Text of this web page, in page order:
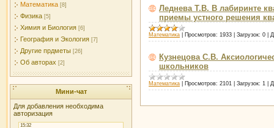
Математика [8]
Физика [5]
Химия и Биология [6]
География и Экология [7]
Другие прдметы [26]
Об авторах [2]
Мини-чат
Для добавления необходима
авторизация
Леднева Т.В. В лабиринте
приемы устного решения
Математика Просмотров: 1933 Загрузок: 0
Кузнецова С.В.
школьников
Математика Просмотров: 2101 Загрузок: 1